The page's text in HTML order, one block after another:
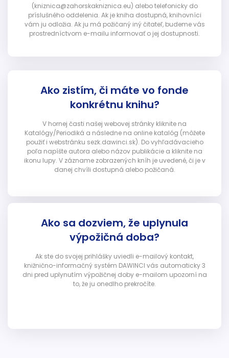
(kniznica@zahorskakniznica.eu) alebo telefonicky do
príslušného oddelenia. Ak je kniha dostupná, knihovníci
vám ju odložia. Ak ju má požičaný iný čitateľ, budeme vás
prostredníctvom e-mailu informovať o jej dostupnosti.
Ako zistím, či máte vo fonde
konkrétnu knihu?
V hornej časti našej webovej stránky kliknite na
Katalógy/Periodiká a následne na online katalóg (môžete
použiť i webstránku sezk.dawinci.sk). Do vyhľadávacieho
poľa napíšte autora alebo názov publikácie a kliknite na
ikonu lupy. V zázname zobrazených kníh je uvedené, či je v
danej chvíli dostupná alebo požičaná.
Ako sa dozviem, že uplynula
výpožičná doba?
Ak ste do svojej prihlášky uviedli e-mailový kontakt,
knižnično-informačný systém DAWINCI vás automaticky 3
dni pred uplynutím výpožičnej doby e-mailom upozorní na
to, že ju onedlho prekročíte.